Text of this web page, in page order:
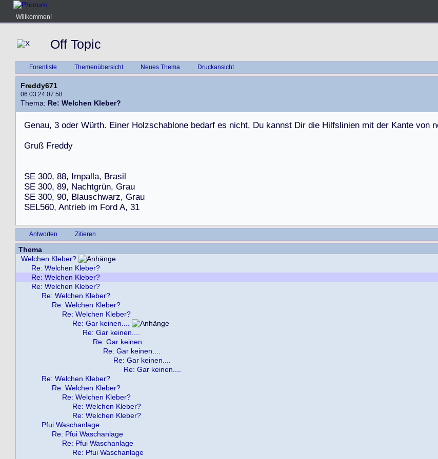
Willkommen!
Off Topic
Forenliste Themenübersicht Neues Thema Druckansicht
Freddy671
06.03.24 07:58
Thema: Re: Welchen Kleber?
Genau, 3 oder Würth. Einer Holzschablone bedarf es nicht, Du kannst Dir die Hilfslinien mit der Kante von n
Gruß Freddy
SE 300, 88, Impalla, Brasil
SE 300, 89, Nachtgrün, Grau
SE 300, 90, Blauschwarz, Grau
SEL560, Antrieb im Ford A, 31
Antworten Zitieren
Thema
Welchen Kleber?
Re: Welchen Kleber?
Re: Welchen Kleber?
Re: Welchen Kleber?
Re: Welchen Kleber?
Re: Welchen Kleber?
Re: Welchen Kleber?
Re: Gar keinen....
Re: Gar keinen....
Re: Gar keinen....
Re: Gar keinen....
Re: Gar keinen....
Re: Gar keinen....
Re: Welchen Kleber?
Re: Welchen Kleber?
Re: Welchen Kleber?
Re: Welchen Kleber?
Re: Welchen Kleber?
Pfui Waschanlage
Re: Pfui Waschanlage
Re: Pfui Waschanlage
Re: Pfui Waschanlage